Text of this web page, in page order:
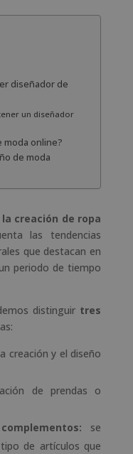
diseñador de
un diseñador
moda online?
de moda
creación de ropa
las tendencias
que destacan en
periodo de tiempo
distinguir tres
creación y el diseño
de prendas o
se
de artículos que